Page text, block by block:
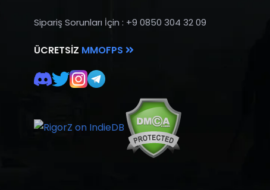
Sipariş Sorunları İçin : +9 0850 304 32 09
ÜCRETSIZ MMOFPS